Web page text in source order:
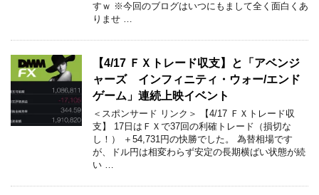
すｗ ※今回のブログはいつにもまして全く面白くあ
りませ …
【4/17 ＦＸトレード収支】と「アベンジ
ャーズ インフィニティ・ウォー/エンド
ゲーム」連続上映イベント
＜スポンサード リンク＞ 【4/17 ＦＸトレード収
支】 17日はＦＸで37回の利確トレード（損切な
し！） ＋54,731円の快勝でした。 為替相場です
が、ドル円は相変わらず安定の長期横ばい状態が続
い …